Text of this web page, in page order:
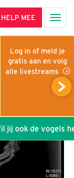
HELP MEE
Log in of meld je
gratis aan en volg
alle livestreams
jij ook de vogels